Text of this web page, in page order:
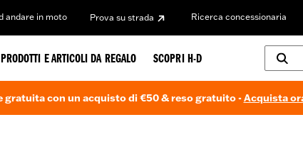
andare in moto Prova su strada Ricerca concessionaria
PRODOTTI E ARTICOLI DA REGALO SCOPRI H-D
gratuita con un acquisto di €50 & reso gratuito -Acquista